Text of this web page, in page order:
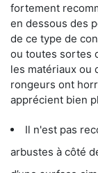
fortement
en dessous des
de ce type de
ou toutes sortes
les matériaux ou
rongeurs ont
apprécient bien
Il n'est pas
arbustes à côté